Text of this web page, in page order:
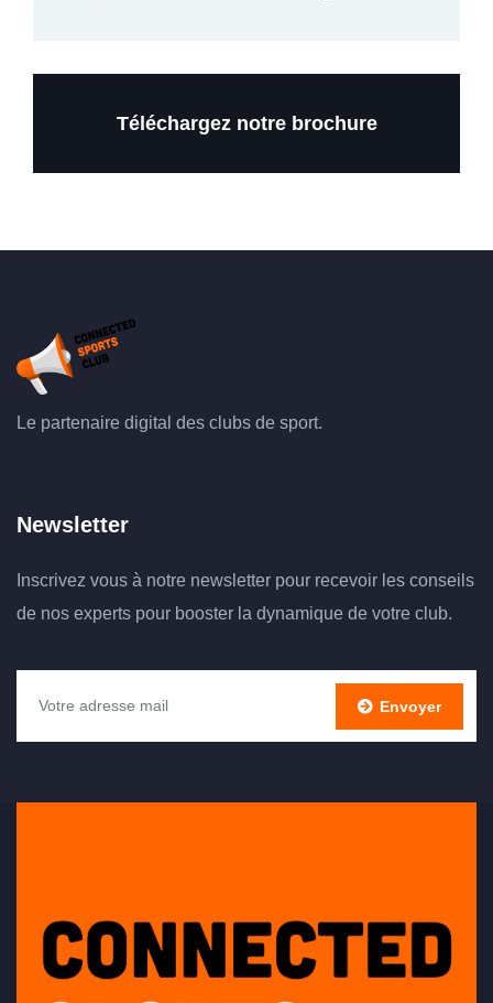
Téléchargez notre brochure
Le partenaire digital des clubs de sport.
Newsletter
Inscrivez vous à notre newsletter pour recevoir les conseils
de nos experts pour booster la dynamique de votre club.